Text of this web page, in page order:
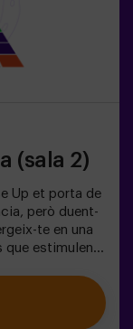
- Mode
persones en 2
el major
(sala 2)
Up et porta de
però duent-
te en una
que estimulen
d’habilitat.40
sales
fins a 12